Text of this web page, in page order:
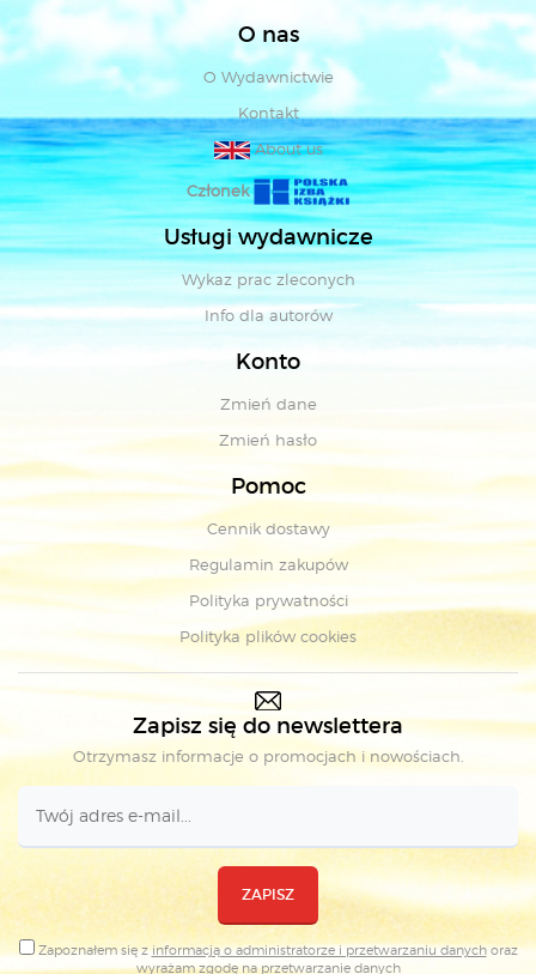
O nas
O Wydawnictwie
Kontakt
About us
Członek
Usługi wydawnicze
Wykaz prac zleconych
Info dla autorów
Konto
Zmień dane
Zmień hasło
Pomoc
Cennik dostawy
Regulamin zakupów
Polityka prywatności
Polityka plików cookies
Zapisz się do newslettera
Otrzymasz informacje o promocjach i nowościach.
ZAPISZ
Zapoznałem się zinformacją o administratorze i przetwarzaniu danychoraz
wyrażam zgodę naprzetwarzanie danych